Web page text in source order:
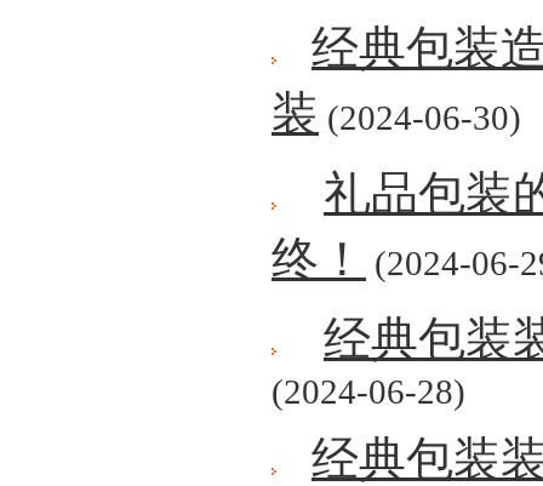
经典包装
装 (2024-06-30)
礼品包装
终！
(2024-06-
经典包装
(2024-06-28)
经典包装